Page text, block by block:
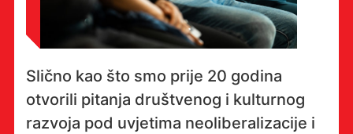
Slično kao što smo prije 20 godina
otvorili pitanja društvenog i kulturnog
razvoja pod uvjetima neoliberalizacije i